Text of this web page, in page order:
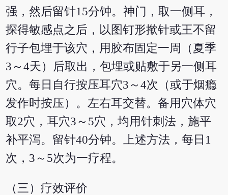
强，然后留针15分钟。神门，取一侧耳，
探得敏感点之后，以图钉形揿针或王不留
行子包埋于该穴，用胶布固定一周（夏季
3～4天）后取出，包埋或贴敷于另一侧耳
穴。每日自行按压耳穴3～4次（或于烟瘾
发作时按压）。左右耳交替。备用穴体穴
取2穴，耳穴3～5穴，均用针刺法，施平
补平泻。留针40分钟。上述方法，每日1
次，3～5次为一疗程。
（三）疗效评价